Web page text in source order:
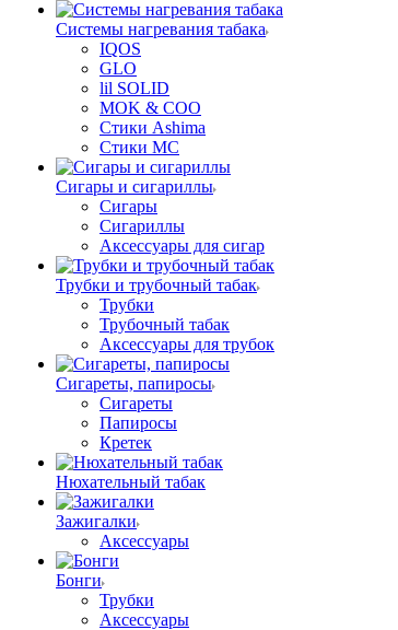
Системы нагревания табака
IQOS
GLO
lil SOLID
MOK & COO
Стики Ashima
Стики MC
Сигары и сигариллы
Сигары
Сигариллы
Аксессуары для сигар
Трубки и трубочный табак
Трубки
Трубочный табак
Аксессуары для трубок
Сигареты, папиросы
Сигареты
Папиросы
Кретек
Нюхательный табак
Зажигалки
Аксессуары
Бонги
Трубки
Аксессуары